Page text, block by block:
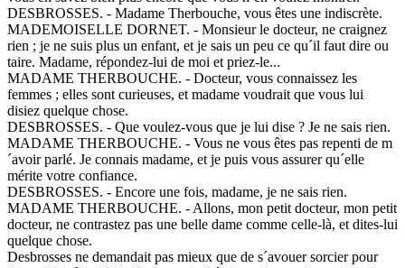
DESBROSSES. - Madame Therbouche, vous êtes une indiscrète.
MADEMOISELLE DORNET. - Monsieur le docteur, ne craignez
rien ; je ne suis plus un enfant, et je sais un peu ce qu´il faut dire ou
taire. Madame, répondez-lui de moi et priez-le...
MADAME THERBOUCHE. - Docteur, vous connaissez les
femmes ; elles sont curieuses, et madame voudrait que vous lui
disiez quelque chose.
DESBROSSES. - Que voulez-vous que je lui dise ? Je ne sais rien.
MADAME THERBOUCHE. - Vous ne vous êtes pas repenti de m
´avoir parlé. Je connais madame, et je puis vous assurer qu´elle
mérite votre confiance.
DESBROSSES. - Encore une fois, madame, je ne sais rien.
MADAME THERBOUCHE. - Allons, mon petit docteur, mon petit
docteur, ne contrastez pas une belle dame comme celle-là, et dites-lui
quelque chose.
Desbrosses ne demandait pas mieux que de s´avouer sorcier pour